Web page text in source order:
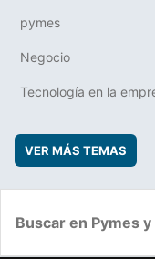
pymes
Negocio
Tecnología en la
VER MÁS TEMAS